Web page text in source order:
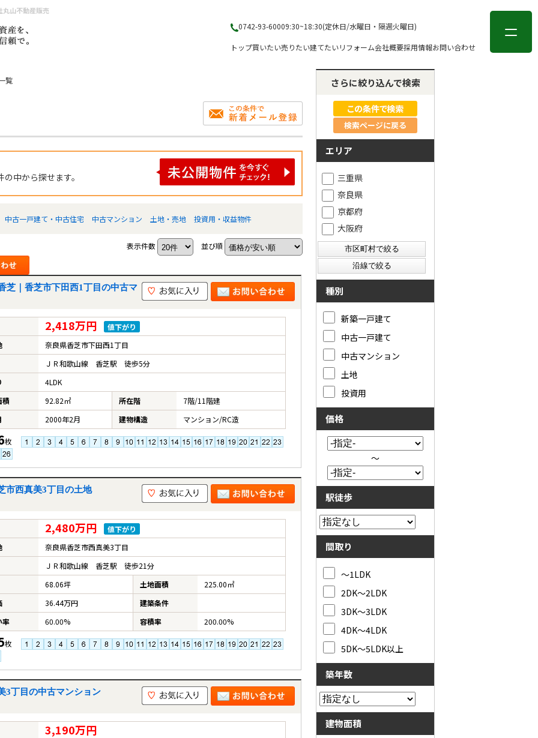
丸山不動産販売
0742-93-60009:30~18:30(定休日/水曜日・隔週火曜日)
トップ買いたい売りたい建てたいリフォーム会社概要採用情報お問い合わせ
会員登録 ログイン
覧
の中から探せます。
中古一戸建て・中古住宅 中古マンション 土地・売地 投資用・収益物件
表示件数 並び順
芝｜香芝市下田西1丁目の中古マ
2,418万円
値下がり
奈良県香芝市下田西1丁目
ＪＲ和歌山線 香芝駅 徒歩5分
4LDK
積
92.82㎡ 所在階
7階/11階建
2000年2月 建物構造 マンション/RC造
枚
西真美3丁目の土地
2,480万円
値下がり
奈良県香芝市西真美3丁目
ＪＲ和歌山線 香芝駅 徒歩21分
68.06坪 土地面積
225.00㎡
36.44万円
建築条件
率
60.00% 容積率 200.00%
枚
3丁目の中古マンション
3,190万円
さらに絞り込んで検索
検索ページに戻る
エリア
三重県
奈良県
京都府
大阪府
種別
新築一戸建て
中古一戸建て
中古マンション
土地
投資用
価格
～
駅徒歩
間取り
～1LDK
2DK～2LDK
3DK～3LDK
4DK～4LDK
5DK～5LDK以上
築年数
建物面積